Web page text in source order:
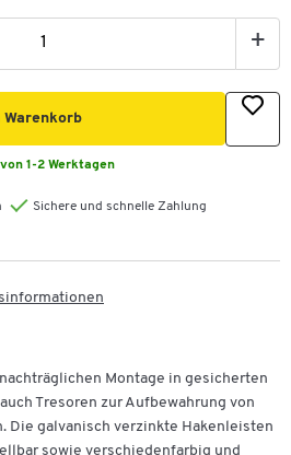
+
Warenkorb
1-2 Werktagen
Sichere und schnelle Zahlung
Montage in gesicherten
Tresoren zur Aufbewahrung von
Die galvanisch verzinkte Hakenleisten
sowie verschiedenfarbig und